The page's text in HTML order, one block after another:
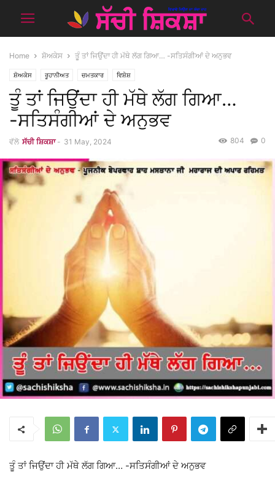
Home ਸ਼ੋਅਕੇਸ ਤੂੰ ਤਾਂ ਜਿਉਂਦਾ ਹੀ ਮੱਥੇ ਲੱਗ ਗਿਆ… -ਸਤਿਸੰਗੀਆਂ ਦੇ ਅਨੁਭਵ
ਸ਼ੋਅਕੇਸ ਰੂਹਾਨੀਅਤ ਚਮਤਕਾਰ ਵਿਸ਼ੇਸ਼
ਤੂੰ ਤਾਂ ਜਿਉਂਦਾ ਹੀ ਮੱਥੇ ਲੱਗ ਗਿਆ…
-ਸਤਿਸੰਗੀਆਂ ਦੇ ਅਨੁਭਵ
ਵੱਲੋ ਸੱਚੀ ਸ਼ਿਕਸ਼ਾ - 31 May, 2024 0
804
ਤੂੰ ਤਾਂ ਜਿਉਂਦਾ ਹੀ ਮੱਥੇ ਲੱਗ ਗਿਆ… -ਸਤਿਸੰਗੀਆਂ ਦੇ ਅਨੁਭਵ